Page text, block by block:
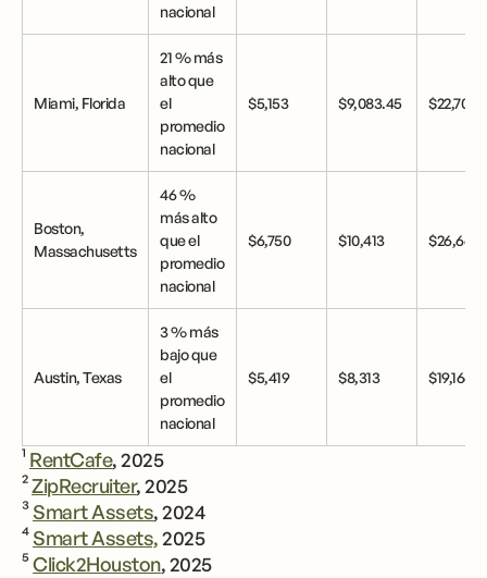
nacional
Miami, Florida
21 % más
alto que
el
promedio
nacional
$5,153 $9,083.45 $22,707
Boston,
Massachusetts
46 %
más alto
que el
promedio
nacional
$6,750 $10,413 $26,663
Austin, Texas
3 % más
bajo que
el
promedio
nacional
$5,419 $8,313 $19,166
¹ RentCafe, 2025
²ZipRecruiter, 2025
³Smart Assets, 2024
⁴Smart Assets,2025
⁵Click2Houston, 2025